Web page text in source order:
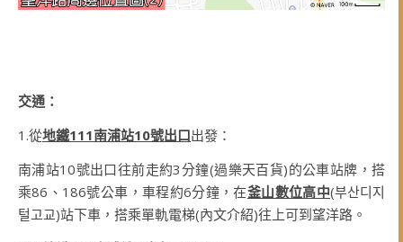
交通：
1.從地鐵111南浦站10號出口出發：
南浦站10號出口往前走約3分鐘(過樂天百貨)的公車站牌，搭
乘86、186號公車，車程約6分鐘，在釜山數位高中(부산디지
털고교)站下車，搭乘單軌電梯(內文介紹)往上可到望洋路。